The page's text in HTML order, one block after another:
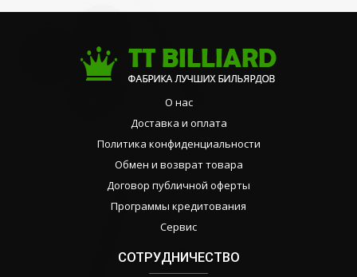
О нас
Доставка и оплата
Политика конфиденциальности
Обмен и возврат товара
Договор публичной оферты
Программы кредитования
Сервис
СОТРУДНИЧЕСТВО